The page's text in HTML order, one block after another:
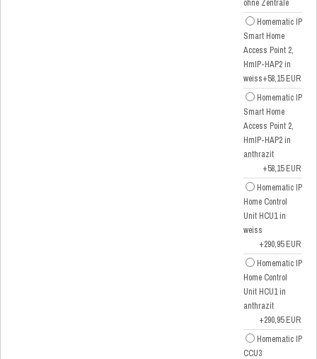
ohne Zentrale
Homematic IP
Smart Home
Access Point 2,
HmIP-HAP2 in
weiss+58,15 EUR
Homematic IP
Smart Home
Access Point 2,
HmIP-HAP2 in
anthrazit
+58,15 EUR
Homematic IP
Home Control
Unit HCU1 in
weiss
+290,95 EUR
Homematic IP
Home Control
Unit HCU1 in
anthrazit
+290,95 EUR
Homematic IP
CCU3